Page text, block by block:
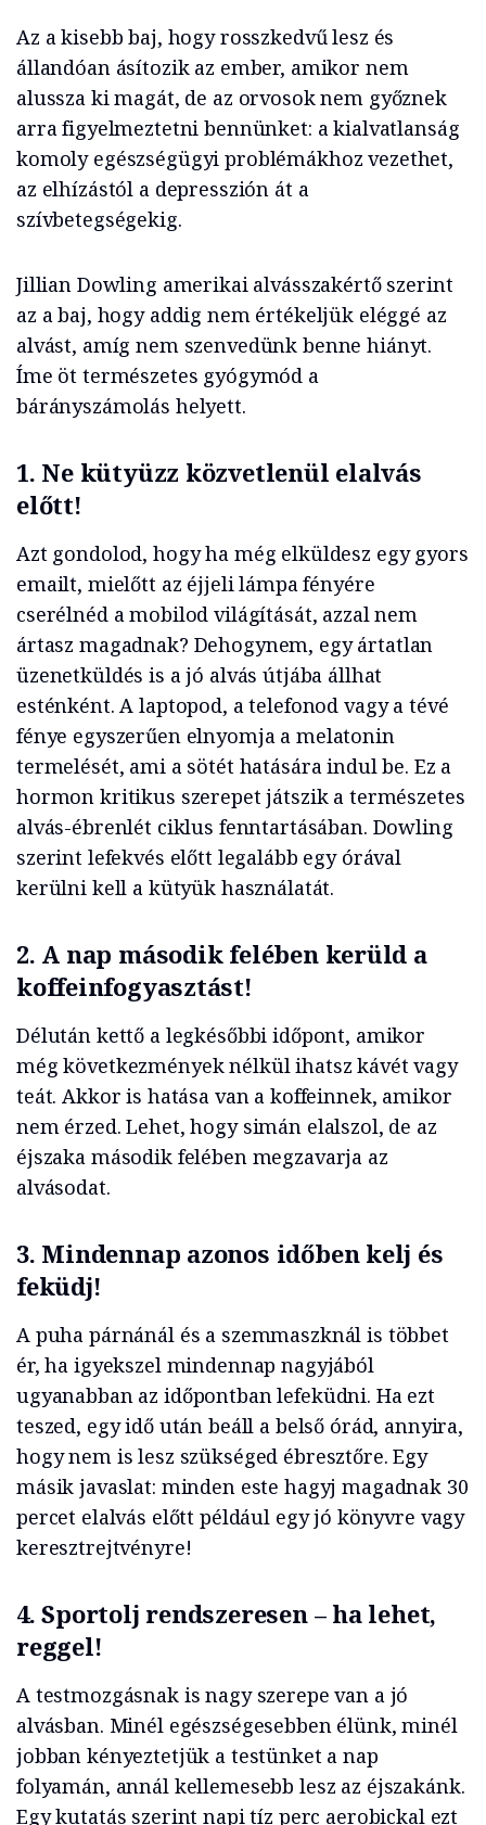
Az a kisebb baj, hogy rosszkedvű lesz és
állandóan ásítozik az ember, amikor nem
alussza ki magát, de az orvosok nem győznek
arra figyelmeztetni bennünket: a kialvatlanság
komoly egészségügyi problémákhoz vezethet,
az elhízástól a depresszión át a
szívbetegségekig.
Jillian Dowling amerikai alvásszakértő szerint
az a baj, hogy addig nem értékeljük eléggé az
alvást, amíg nem szenvedünk benne hiányt.
Íme öt természetes gyógymód a
bárányszámolás helyett.
1. Ne kütyüzz közvetlenül elalvás
előtt!
Azt gondolod, hogy ha még elküldesz egy gyors
emailt, mielőtt az éjjeli lámpa fényére
cserélnéd a mobilod világítását, azzal nem
ártasz magadnak? Dehogynem, egy ártatlan
üzenetküldés is a jó alvás útjába állhat
esténként. A laptopod, a telefonod vagy a tévé
fénye egyszerűen elnyomja a melatonin
termelését, ami a sötét hatására indul be. Ez a
hormon kritikus szerepet játszik a természetes
alvás-ébrenlét ciklus fenntartásában. Dowling
szerint lefekvés előtt legalább egy órával
kerülni kell a kütyük használatát.
2. A nap második felében kerüld a
koffeinfogyasztást!
Délután kettő a legkésőbbi időpont, amikor
még következmények nélkül ihatsz kávét vagy
teát. Akkor is hatása van a koffeinnek, amikor
nem érzed. Lehet, hogy simán elalszol, de az
éjszaka második felében megzavarja az
alvásodat.
3. Mindennap azonos időben kelj és
feküdj!
A puha párnánál és a szemmaszknál is többet
ér, ha igyekszel mindennap nagyjából
ugyanabban az időpontban lefeküdni. Ha ezt
teszed, egy idő után beáll a belső órád, annyira,
hogy nem is lesz szükséged ébresztőre. Egy
másik javaslat: minden este hagyj magadnak 30
percet elalvás előtt például egy jó könyvre vagy
keresztrejtvényre!
4.Sportolj rendszeresen–ha lehet,
reggel!
A testmozgásnak is nagy szerepe van a jó
alvásban. Minél egészségesebben élünk, minél
jobban kényeztetjük a testünket a nap
folyamán, annál kellemesebb lesz az éjszakánk.
Egy kutatás szerint napi tíz perc aerobickal ezt